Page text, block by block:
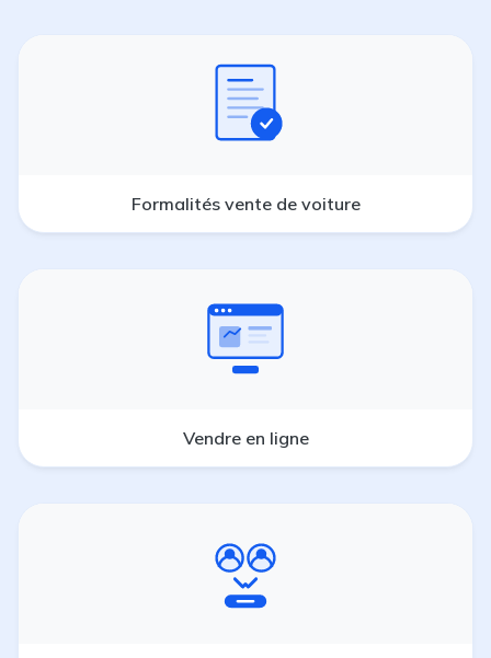
Formalités vente de voiture
Vendre en ligne